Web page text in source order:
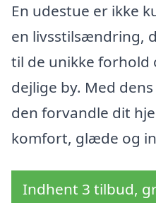
En udestue er ikke
en livsstilsændring,
til de unikke forhold
dejlige by. Med
den forvandle dit
komfort, glæde og
Indhent 3 tilbud,